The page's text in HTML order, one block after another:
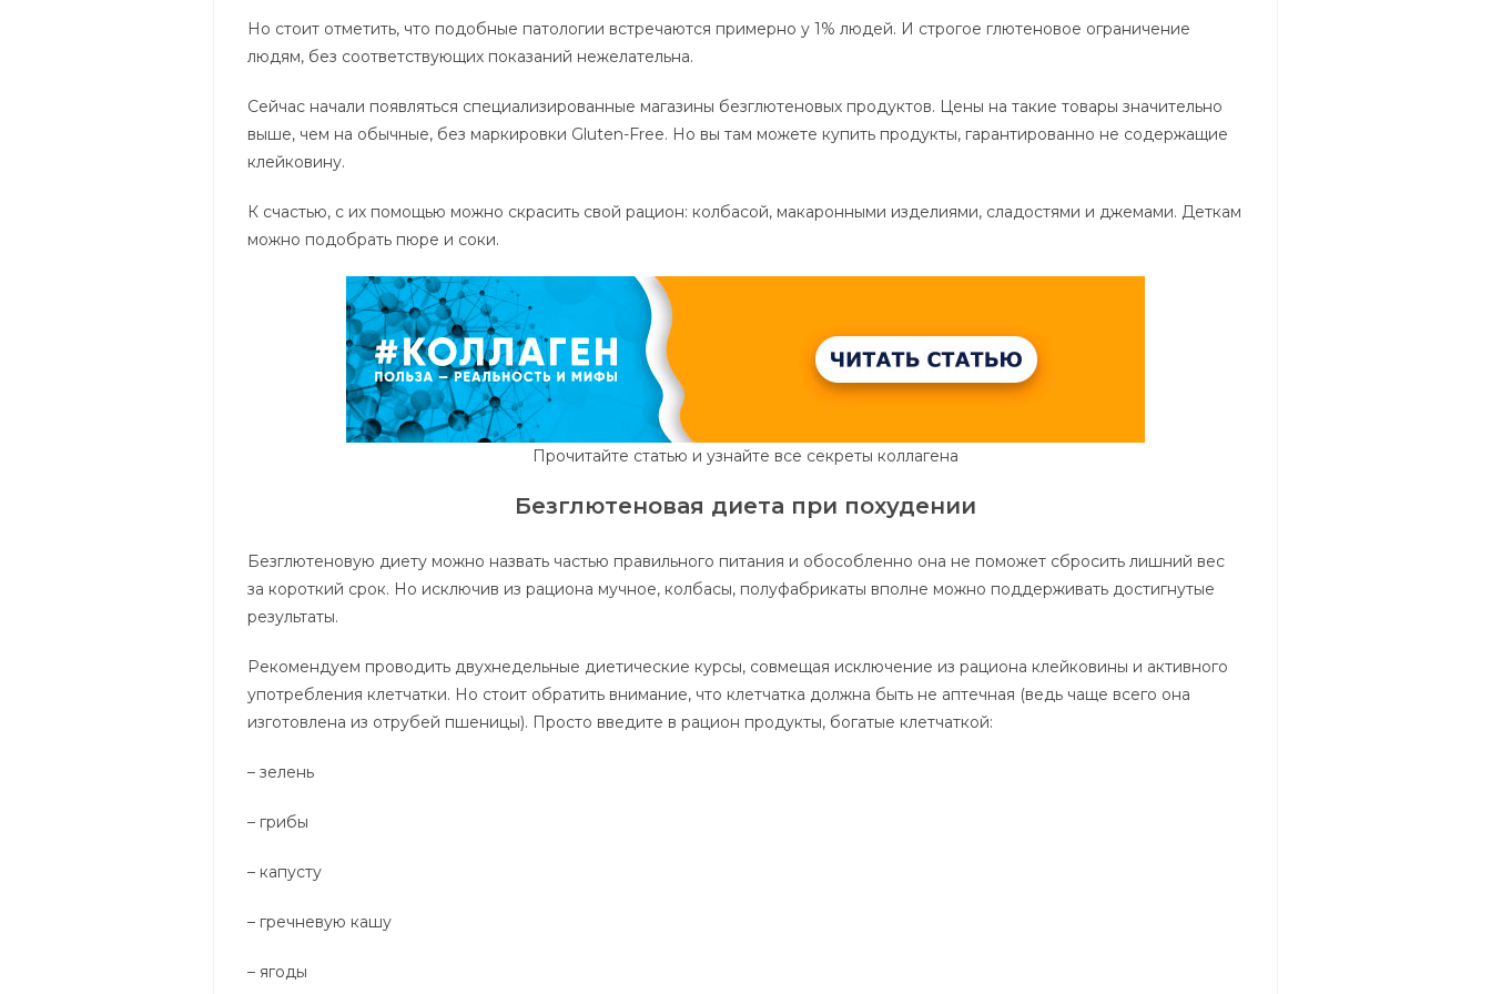
Но стоит отметить, что подобные патологии встречаются примерно у 1% людей. И строгое глютеновое ограничение
людям, без соответствующих показаний нежелательна.
Сейчас начали появляться специализированные магазины безглютеновых продуктов. Цены на такие товары значительно
выше, чем на обычные, без маркировки Gluten-Free. Но вы там можете купить продукты, гарантированно не содержащие
клейковину.
К счастью, с их помощью можно скрасить свой рацион: колбасой, макаронными изделиями, сладостями и джемами. Деткам
можно подобрать пюре и соки.
Прочитайте статью и узнайте все секреты коллагена
Безглютеновая диета при похудении
Безглютеновую диету можно назвать частью правильного питания и обособленно она не поможет сбросить лишний вес
за короткий срок. Но исключив из рациона мучное, колбасы, полуфабрикаты вполне можно поддерживать достигнутые
результаты.
Рекомендуем проводить двухнедельные диетические курсы, совмещая исключение из рациона клейковины и активного
употребления клетчатки. Но стоит обратить внимание, что клетчатка должна быть не аптечная (ведь чаще всего она
изготовлена из отрубей пшеницы). Просто введите в рацион продукты, богатые клетчаткой:
– зелень
– грибы
– капусту
– гречневую кашу
– ягоды